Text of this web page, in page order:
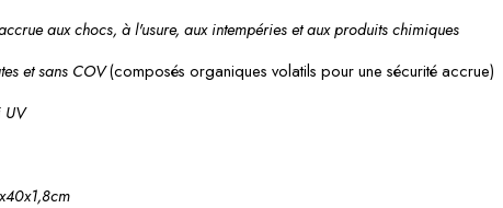
aux chocs, à l'usure, aux intempéries et aux produits chimiques
et sans COV (composés organiques volatils pour une sécurité accrue)
UV